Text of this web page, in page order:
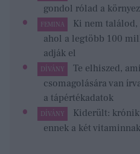
gondol rólad a
FEMINA
Ki nem
ahol a legtöbb 100
adják el
DÍVÁNY
Te elhiszed,
csomagolására van
a tápértékadatok
DÍVÁNY
Kiderült:
ennek a két